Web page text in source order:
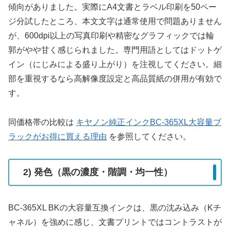
傾向がありました。実際にA4文書とラベル印刷を50ペー
ジ分試したところ、本文文字は通常使用で問題ありません
が、600dpi以上の写真印刷や精密なグラフィックでは輪
郭がやや甘く感じられました。専門用語としてはドットゲ
イン（にじみによる盛り上がり）を注視してください。細
部を重視するなら高解像度設定と高品質紙の併用が有効で
す。
同価格帯の比較は キヤノン純正インクBC-365XL大容量ブ
ラックがお得に買える理由 を参照してください。
2) 発色（黒の濃度・階調・均一性）
BC-365XL BKの大容量互換インクは、黒の沈み込み（Kチ
ャネル）を強めに感じ、文書プリントではコントラストが